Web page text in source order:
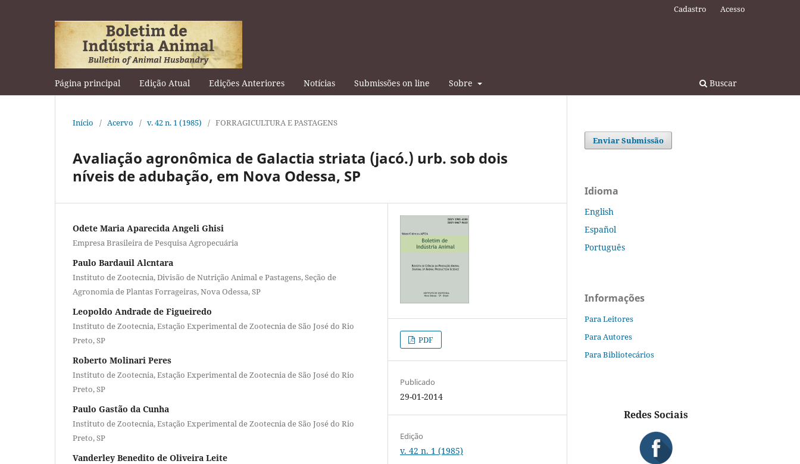
Página principal Edição Atual Edições Anteriores Notícias Submissões on line Sobre Buscar
Cadastro Acesso
Início / Acervo / v. 42 n. 1 (1985) / FORRAGICULTURA E PASTAGENS
Avaliação agronômica de Galactia striata (jacó.) urb. sob dois
níveis de adubação, em Nova Odessa, SP
Odete Maria Aparecida Angeli Ghisi
Empresa Brasileira de Pesquisa Agropecuária
Paulo Bardauil Alcntara
Instituto de Zootecnia, Divisão de Nutrição Animal e Pastagens, Seção de
Agronomia de Plantas Forrageiras, Nova Odessa, SP
Leopoldo Andrade de Figueiredo
Instituto de Zootecnia, Estação Experimental de Zootecnia de São José do Rio
Preto, SP
Roberto Molinari Peres
Instituto de Zootecnia, Estação Experimental de Zootecnia de São José do Rio
Preto, SP
Paulo Gastão da Cunha
Instituto de Zootecnia, Estação Experimental de Zootecnia de São José do Rio
Preto, SP
Vanderley Benedito de Oliveira Leite
PDF
Publicado
29-01-2014
Edição
v. 42 n. 1 (1985)
Enviar Submissão
Idioma
English
Español
Português
Informações
Para Leitores
Para Autores
Para Bibliotecários
Redes Sociais